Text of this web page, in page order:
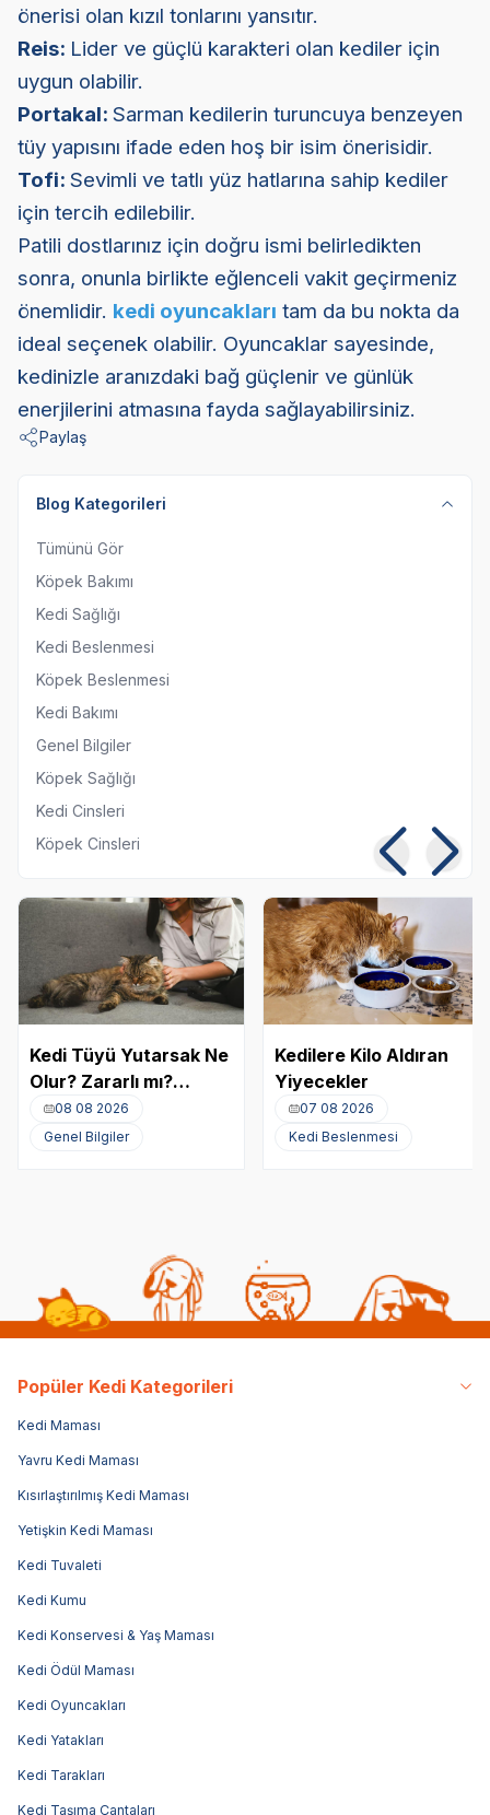
önerisi olan kızıl tonlarını yansıtır.
Reis: Lider ve güçlü karakteri olan kediler için
uygun olabilir.
Portakal: Sarman kedilerin turuncuya benzeyen
tüy yapısını ifade eden hoş bir isim önerisidir.
Tofi: Sevimli ve tatlı yüz hatlarına sahip kediler
için tercih edilebilir.
Patili dostlarınız için doğru ismi belirledikten
sonra, onunla birlikte eğlenceli vakit geçirmeniz
önemlidir. kedi oyuncakları tam da bu nokta da
ideal seçenek olabilir. Oyuncaklar sayesinde,
kedinizle aranızdaki bağ güçlenir ve günlük
enerjilerini atmasına fayda sağlayabilirsiniz.
Paylaş
Blog Kategorileri
Tümünü Gör
Köpek Bakımı
Kedi Sağlığı
Kedi Beslenmesi
Köpek Beslenmesi
Kedi Bakımı
Genel Bilgiler
Köpek Sağlığı
Kedi Cinsleri
Köpek Cinsleri
Kedi Tüyü Yutarsak Ne
Olur? Zararlı mı?
Akciğere Kedi Tüyü
Kaçması
08 08 2026
Genel Bilgiler
Kedilere Kilo Aldıran
Yiyecekler
07 08 2026
Kedi Beslenmesi
Popüler Kedi Kategorileri
Kedi Maması
Yavru Kedi Maması
Kısırlaştırılmış Kedi Maması
Yetişkin Kedi Maması
Kedi Tuvaleti
Kedi Kumu
Kedi Konservesi & Yaş Maması
Kedi Ödül Maması
Kedi Oyuncakları
Kedi Yatakları
Kedi Tarakları
Kedi Taşıma Çantaları